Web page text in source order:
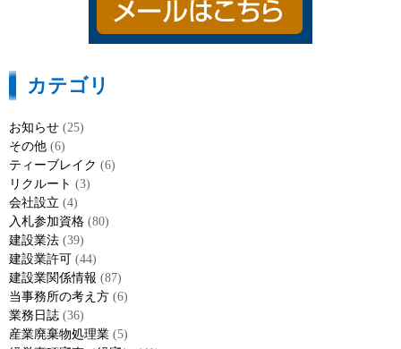
カテゴリ
お知らせ (25)
その他 (6)
ティーブレイク (6)
リクルート (3)
会社設立 (4)
入札参加資格 (80)
建設業法 (39)
建設業許可 (44)
建設業関係情報 (87)
当事務所の考え方 (6)
業務日誌 (36)
産業廃棄物処理業 (5)